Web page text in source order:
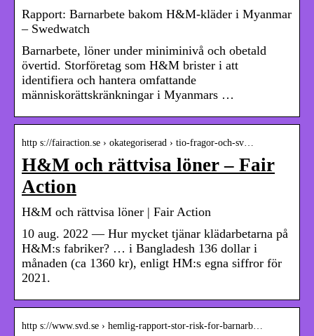
Rapport: Barnarbete bakom H&M-kläder i Myanmar
– Swedwatch
Barnarbete, löner under miniminivå och obetald
övertid. Storföretag som H&M brister i att
identifiera och hantera omfattande
människorättskränkningar i Myanmars …
http s://fairaction.se › okategoriserad › tio-fragor-och-sv…
H&M och rättvisa löner – Fair
Action
H&M och rättvisa löner | Fair Action
10 aug. 2022 — Hur mycket tjänar klädarbetarna på
H&M:s fabriker? … i Bangladesh 136 dollar i
månaden (ca 1360 kr), enligt HM:s egna siffror för
2021.
http s://www.svd.se › hemlig-rapport-stor-risk-for-barnarb…